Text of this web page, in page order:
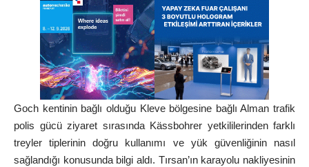
Goch kentinin bağlı olduğu Kleve bölgesine bağlı Alman trafik
polis gücü ziyaret sırasında Kässbohrer yetkililerinden farklı
treyler tiplerinin doğru kullanımı ve yük güvenliğinin nasıl
sağlandığı konusunda bilgi aldı. Tırsan’ın karayolu nakliyesinin